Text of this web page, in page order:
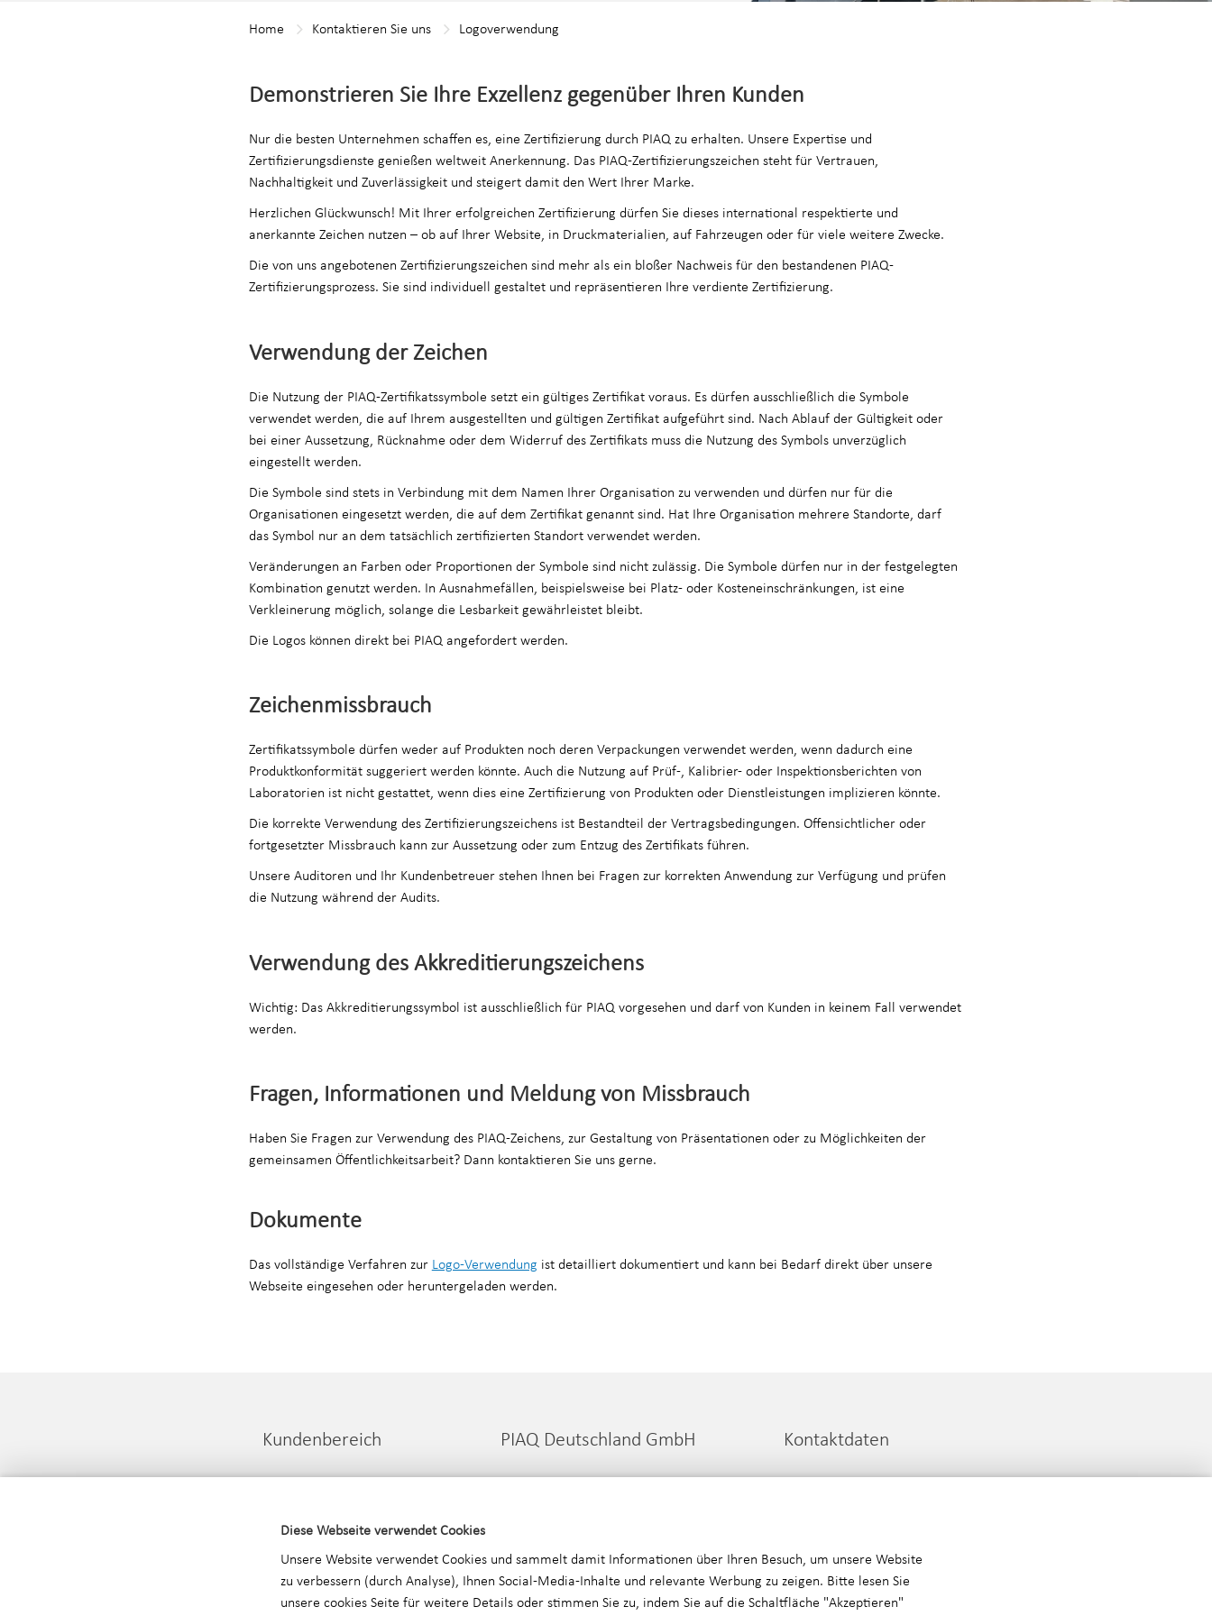
Home Kontaktieren Sie uns Logoverwendung
Demonstrieren Sie Ihre Exzellenz gegenüber Ihren Kunden
Nur die besten Unternehmen schaffen es, eine Zertifizierung durch PIAQ zu erhalten. Unsere Expertise und
Zertifizierungsdienste genießen weltweit Anerkennung. Das PIAQ-Zertifizierungszeichen steht für Vertrauen,
Nachhaltigkeit und Zuverlässigkeit und steigert damit den Wert Ihrer Marke.
Herzlichen Glückwunsch! Mit Ihrer erfolgreichen Zertifizierung dürfen Sie dieses international respektierte und
anerkannte Zeichen nutzen – ob auf Ihrer Website, in Druckmaterialien, auf Fahrzeugen oder für viele weitere Zwecke.
Die von uns angebotenen Zertifizierungszeichen sind mehr als ein bloßer Nachweis für den bestandenen PIAQ-
Zertifizierungsprozess. Sie sind individuell gestaltet und repräsentieren Ihre verdiente Zertifizierung.
Verwendung der Zeichen
Die Nutzung der PIAQ-Zertifikatssymbole setzt ein gültiges Zertifikat voraus. Es dürfen ausschließlich die Symbole
verwendet werden, die auf Ihrem ausgestellten und gültigen Zertifikat aufgeführt sind. Nach Ablauf der Gültigkeit oder
bei einer Aussetzung, Rücknahme oder dem Widerruf des Zertifikats muss die Nutzung des Symbols unverzüglich
eingestellt werden.
Die Symbole sind stets in Verbindung mit dem Namen Ihrer Organisation zu verwenden und dürfen nur für die
Organisationen eingesetzt werden, die auf dem Zertifikat genannt sind. Hat Ihre Organisation mehrere Standorte, darf
das Symbol nur an dem tatsächlich zertifizierten Standort verwendet werden.
Veränderungen an Farben oder Proportionen der Symbole sind nicht zulässig. Die Symbole dürfen nur in der festgelegten
Kombination genutzt werden. In Ausnahmefällen, beispielsweise bei Platz- oder Kosteneinschränkungen, ist eine
Verkleinerung möglich, solange die Lesbarkeit gewährleistet bleibt.
Die Logos können direkt bei PIAQ angefordert werden.
Zeichenmissbrauch
Zertifikatssymbole dürfen weder auf Produkten noch deren Verpackungen verwendet werden, wenn dadurch eine
Produktkonformität suggeriert werden könnte. Auch die Nutzung auf Prüf-, Kalibrier- oder Inspektionsberichten von
Laboratorien ist nicht gestattet, wenn dies eine Zertifizierung von Produkten oder Dienstleistungen implizieren könnte.
Die korrekte Verwendung des Zertifizierungszeichens ist Bestandteil der Vertragsbedingungen. Offensichtlicher oder
fortgesetzter Missbrauch kann zur Aussetzung oder zum Entzug des Zertifikats führen.
Unsere Auditoren und Ihr Kundenbetreuer stehen Ihnen bei Fragen zur korrekten Anwendung zur Verfügung und prüfen
die Nutzung während der Audits.
Verwendung des Akkreditierungszeichens
Wichtig: Das Akkreditierungssymbol ist ausschließlich für PIAQ vorgesehen und darf von Kunden in keinem Fall verwendet
werden.
Fragen, Informationen und Meldung von Missbrauch
Haben Sie Fragen zur Verwendung des PIAQ-Zeichens, zur Gestaltung von Präsentationen oder zu Möglichkeiten der
gemeinsamen Öffentlichkeitsarbeit? Dann kontaktieren Sie uns gerne.
Dokumente
Das vollständige Verfahren zur Logo-Verwendung ist detailliert dokumentiert und kann bei Bedarf direkt über unsere
Webseite eingesehen oder heruntergeladen werden.
Kundenbereich
Aktuelle Nachrichten
Zertifikatsübernahme
Zertifikatsdatenbank
PIAQ Deutschland GmbH
Personenzertifizierungen1
> Über uns
Kontaktdaten
T:+49 711 99 52 16 30
E:info@piaq.de
Diese Webseite verwendet Cookies
Unsere Website verwendet Cookies und sammelt damit Informationen über Ihren Besuch, um unsere Website
zu verbessern (durch Analyse), Ihnen Social-Media-Inhalte und relevante Werbung zu zeigen. Bitte lesen Sie
unsere cookiesSeite für weitere Details oder stimmen Sie zu, indem Sie auf die Schaltfläche "Akzeptieren"